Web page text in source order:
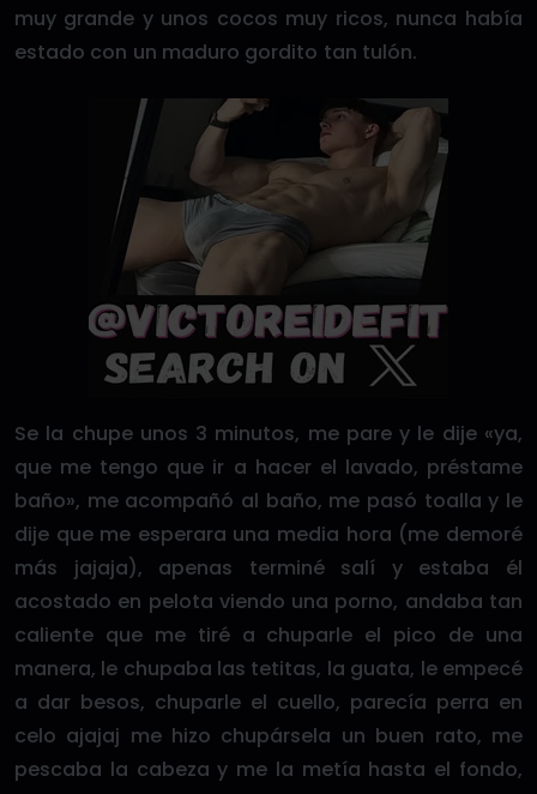
muy grande y unos cocos muy ricos, nunca había
estado con un maduro gordito tan tulón.
Se la chupe unos 3 minutos, me pare y le dije «ya,
que me tengo que ir a hacer el lavado, préstame
baño», me acompañó al baño, me pasó toalla y le
dije que me esperara una media hora (me demoré
más jajaja), apenas terminé salí y estaba él
acostado en pelota viendo una porno, andaba tan
caliente que me tiré a chuparle el pico de una
manera, le chupaba las tetitas, la guata, le empecé
a dar besos, chuparle el cuello, parecía perra en
celo ajajaj me hizo chupársela un buen rato, me
pescaba la cabeza y me la metía hasta el fondo,